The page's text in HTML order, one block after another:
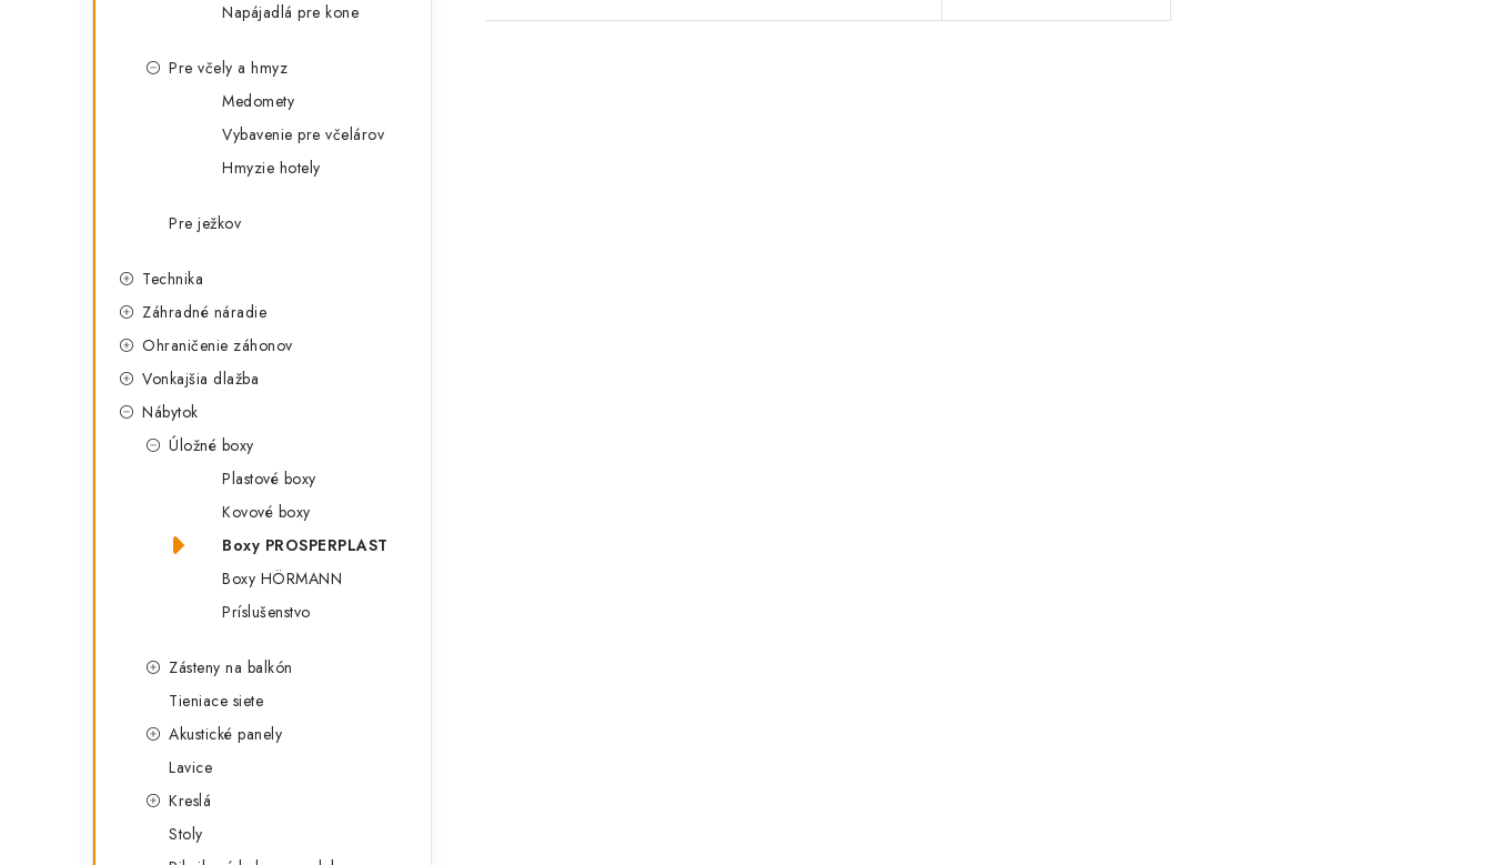
Napájadlá pre kone
Pre včely a hmyz
Medomety
Vybavenie pre včelárov
Hmyzie hotely
Pre ježkov
Technika
Záhradné náradie
Ohraničenie záhonov
Vonkajšia dlažba
Nábytok
Úložné boxy
Plastové boxy
Kovové boxy
Boxy PROSPERPLAST
Boxy HÖRMANN
Príslušenstvo
Zásteny na balkón
Tieniace siete
Akustické panely
Lavice
Kreslá
Stoly